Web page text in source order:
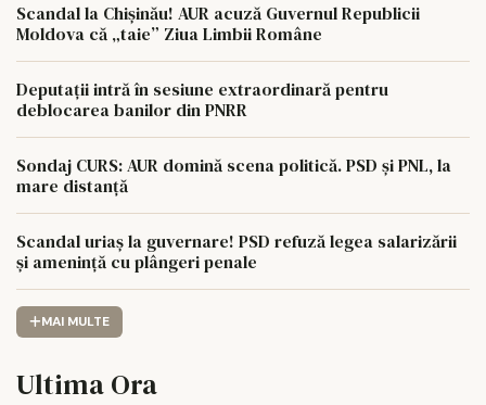
Scandal la Chișinău! AUR acuză Guvernul Republicii
Moldova că „taie” Ziua Limbii Române
Deputații intră în sesiune extraordinară pentru
deblocarea banilor din PNRR
Sondaj CURS: AUR domină scena politică. PSD și PNL, la
mare distanță
Scandal uriaș la guvernare! PSD refuză legea salarizării
și amenință cu plângeri penale
MAI MULTE
Ultima Ora